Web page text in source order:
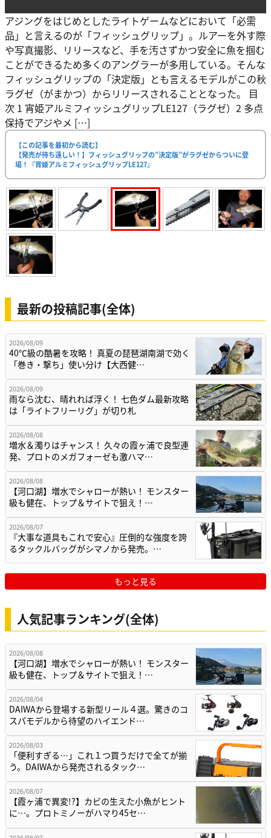
アジングをはじめとしたライトゲームなどにおいて「必需
品」と言えるのが「フィッシュグリップ」。ルアーを外す際
や写真撮影、リリースなど、手を汚さずかつ安全に魚を掴む
ことができるため多くのアングラーが多用している。そんな
フィッシュグリップの「決定版」とも言えるモデルがこの秋
ラグゼ（がまかつ）からリリースされることとなった。 目
次 1 宵姫アルミフィッシュグリップLE127（ラグゼ）2 多点
保持でアジやメ […]
【この記事を最初から読む】
【発売が待ち遠しい！】フィッシュグリップの”決定版”がラグゼからついに登
場！『宵姫アルミフィッシュグリップLE127』
最新の投稿記事(全体)
2026/08/09
40℃級の酷暑を攻略！ 真夏の琵琶湖南湖で効く
「巻き・撃ち」使い分け【大西健…
2026/08/09
雨なら沈む、晴れれば浮く！ 七色ダム最新攻略
は「ライトフリーリグ」が切り札
2026/08/08
増水＆濁りはチャンス！ 久々の霞ヶ浦で良型連
発、プロトのメガフォーゼも激ハマ…
2026/08/08
【河口湖】増水でシャローが熱い！ モンスター
級も健在、トップ＆サイトで狙え！…
2026/08/07
『大事な道具もこれで安心』圧倒的な強度を誇
るタックルバッグがシマノから発売。…
もっと見る
人気記事ランキング(全体)
2026/08/08
【河口湖】増水でシャローが熱い！ モンスター
級も健在、トップ＆サイトで狙え！…
2026/08/04
DAIWAから登場する新型リール４選。驚きのコ
スパモデルから待望のハイエンド…
2026/08/03
「便利すぎる…」これ１つ買うだけで全てが揃
う。DAIWAから発売されるタック…
2026/08/07
【霞ヶ浦で異変!?】カビの生えた小魚がヒント
に…。プロトミノーがハマり45セ…